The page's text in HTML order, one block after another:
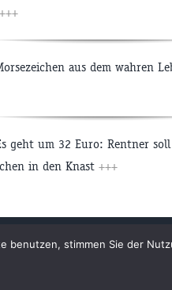
+++
aus dem wahren
geht um 32 Euro: Rentner
in den Knast +++
benutzen, stimmen Sie der